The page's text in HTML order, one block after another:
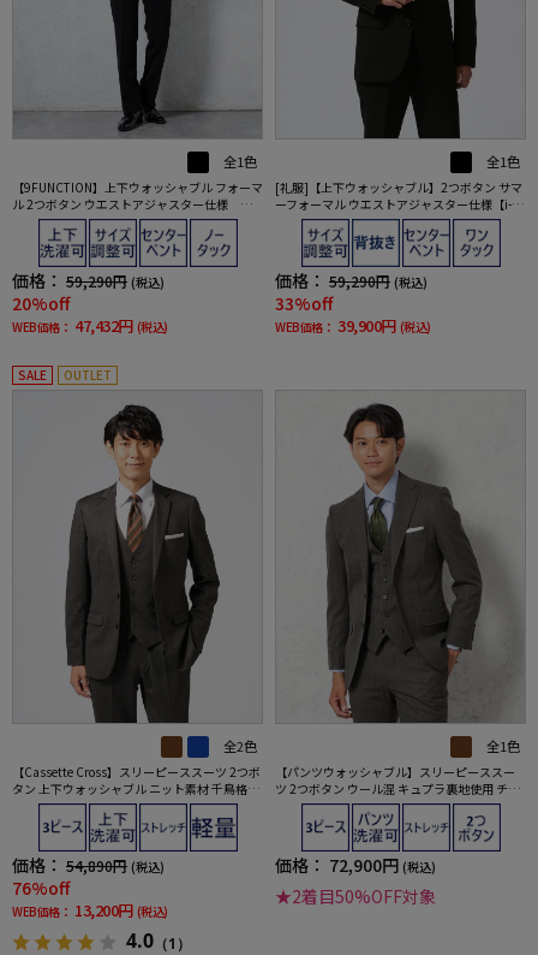
全1色
【9FUNCTION】上下ウォッシャブル フォーマ
ル 2つボタン ウエストアジャスター仕様 通
年 礼服【i-Formal アイフォーマル】
価格： 59,290円 (税込)
20%off
WEB価格： 47,432円 (税込)
全1色
[礼服]【上下ウォッシャブル】2つボタン サマ
ーフォーマル ウエストアジャスター仕様【i-Fo
rmal アイフォーマル】春夏 礼服【定番】
価格： 59,290円 (税込)
33%off
WEB価格： 39,900円 (税込)
SALE OUTLET
全2色
【Cassette Cross】スリーピーススーツ 2つボ
タン 上下ウォッシャブル ニット素材 千鳥格子
nero 秋冬【スリムデザイン】
価格： 54,890円 (税込)
76%off
WEB価格： 13,200円 (税込)
4.0 （1）
全1色
【パンツウォッシャブル】スリーピーススー
ツ 2つボタン ウール混 キュプラ裏地使用 チェ
ック S＆M BLUE LABEL 秋冬
価格： 72,900円 (税込)
★2着目50%OFF対象